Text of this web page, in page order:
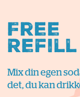
Free
Refill
Mix din egen
det, du kan